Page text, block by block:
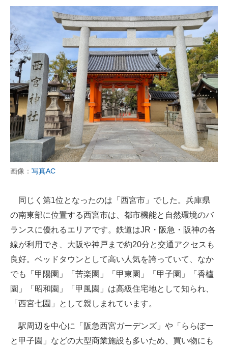
画像： 写真AC
同じく第1位となったのは「西宮市」でした。兵庫県
の南東部に位置する西宮市は、都市機能と自然環境のバ
ランスに優れるエリアです。鉄道はJR・阪急・阪神の各
線が利用でき、大阪や神戸まで約20分と交通アクセスも
良好。ベッドタウンとして高い人気を誇っていて、なか
でも「甲陽園」「苦楽園」「甲東園」「甲子園」「香櫨
園」「昭和園」「甲風園」は高級住宅地として知られ、
「西宮七園」として親しまれています。
駅周辺を中心に「阪急西宮ガーデンズ」や「ららぽー
と甲子園」などの大型商業施設も多いため、買い物にも